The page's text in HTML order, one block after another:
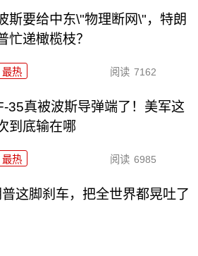
斯要给中东\"物理断网\"，特朗
忙递橄榄枝？
最热 阅读 7162
35真被波斯导弹端了！美军这
到底输在哪
最热 阅读 6985
这脚刹车，把全世界都晃吐了